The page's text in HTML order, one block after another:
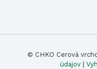
© CHKO Cerová
údajov|